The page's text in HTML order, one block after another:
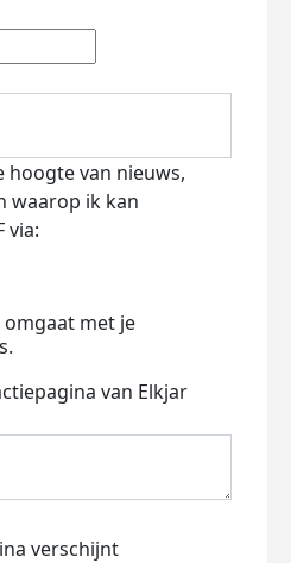
hoogte van nieuws,
waarop ik kan
via:
omgaat met je
van Elkjar
verschijnt